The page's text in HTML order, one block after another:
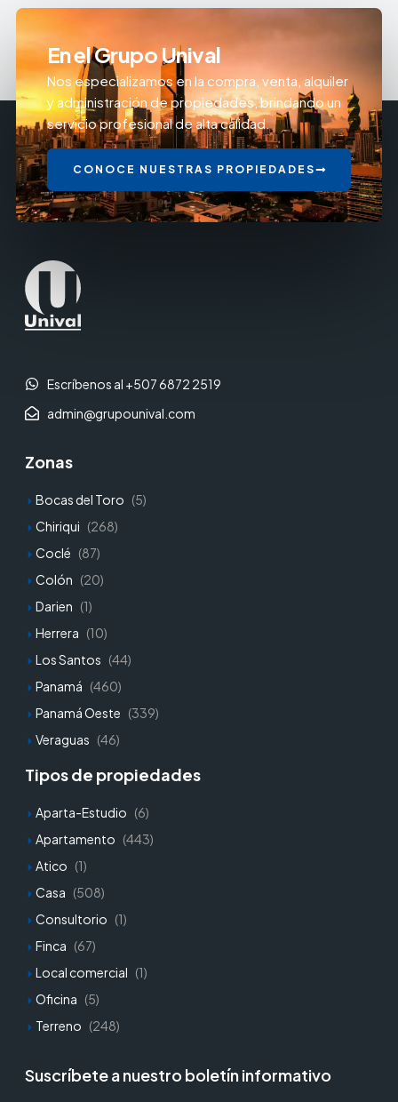
En el Grupo Unival
Nos especializamos en la compra, venta, alquiler
y administración de propiedades, brindando un
servicio profesional de alta calidad.
CONOCE NUESTRAS PROPIEDADES
Escríbenos al +507 6872 2519
admin@grupounival.com
Zonas
Bocas del Toro (5)
Chiriqui (268)
Coclé (87)
Colón (20)
Darien (1)
Herrera (10)
Los Santos (44)
Panamá (460)
Panamá Oeste (339)
Veraguas (46)
Tipos de propiedades
Aparta-Estudio (6)
Apartamento (443)
Atico (1)
Casa (508)
Consultorio (1)
Finca (67)
Local comercial (1)
Oficina (5)
Terreno (248)
Suscríbete a nuestro boletín informativo